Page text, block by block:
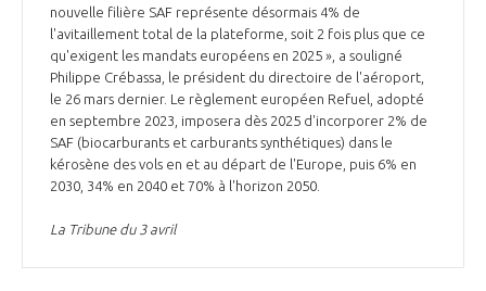
nouvelle filière SAF représente désormais 4% de
l'avitaillement total de la plateforme, soit 2 fois plus que ce
qu'exigent les mandats européens en 2025 », a souligné
Philippe Crébassa, le président du directoire de l'aéroport,
le 26 mars dernier. Le règlement européen Refuel, adopté
en septembre 2023, imposera dès 2025 d'incorporer 2% de
SAF (biocarburants et carburants synthétiques) dans le
kérosène des vols en et au départ de l'Europe, puis 6% en
2030, 34% en 2040 et 70% à l'horizon 2050.
La Tribune du 3 avril